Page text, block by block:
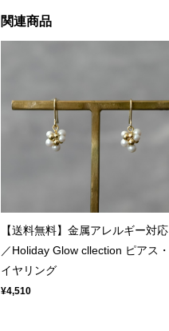
関連商品
【送料無料】金属アレルギー対応
／Holiday Glow cllection ピアス・
イヤリング
¥4,510